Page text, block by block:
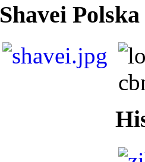
Shavei Polska